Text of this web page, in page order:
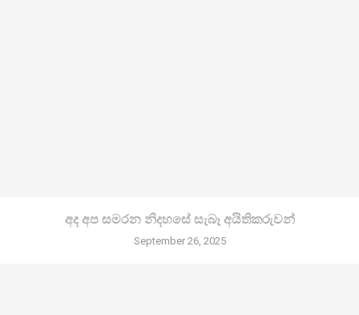
අද අප සමරන නිදහසේ සැබෑ අයිතිකරුවන්
September 26, 2025